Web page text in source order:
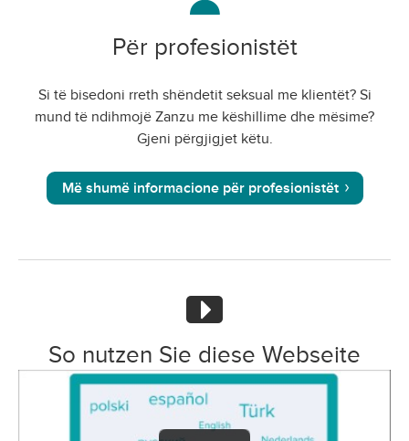
Për profesionistët
Si të bisedoni rreth shëndetit seksual me klientët? Si
mund të ndihmojë Zanzu me këshillime dhe mësime?
Gjeni përgjigjet këtu.
Më shumë informacione për profesionistët
So nutzen Sie diese Webseite